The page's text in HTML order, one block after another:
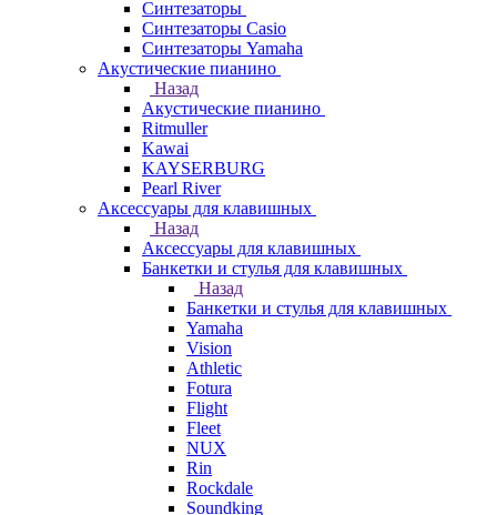
Синтезаторы
Синтезаторы Casio
Синтезаторы Yamaha
Акустические пианино
Назад
Акустические пианино
Ritmuller
Kawai
KAYSERBURG
Pearl River
Аксессуары для клавишных
Назад
Аксессуары для клавишных
Банкетки и стулья для клавишных
Назад
Банкетки и стулья для клавишных
Yamaha
Vision
Athletic
Fotura
Flight
Fleet
NUX
Rin
Rockdale
Soundking